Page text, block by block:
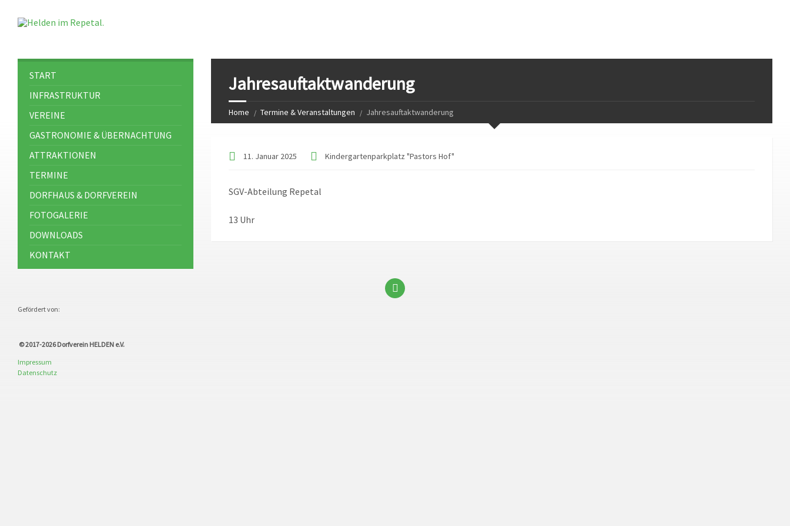
Jahresauftaktwanderung
Home Termine & Veranstaltungen Jahresauftaktwanderung
11. Januar 2025 Kindergartenparkplatz "Pastors Hof"
SGV-Abteilung Repetal
13 Uhr
START
INFRASTRUKTUR
VEREINE
GASTRONOMIE & ÜBERNACHTUNG
ATTRAKTIONEN
TERMINE
DORFHAUS & DORFVEREIN
FOTOGALERIE
DOWNLOADS
KONTAKT
Gefördert von:
© 2017-2026Dorfverein HELDEN e.V.
Impressum
Datenschutz